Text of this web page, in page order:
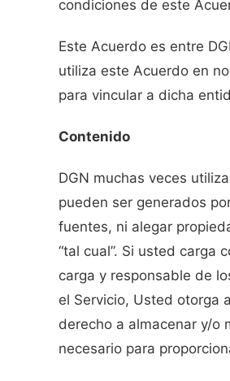
condiciones de este
Este Acuerdo es entre
utiliza este Acuerdo en
para vincular a dicha
Contenido
DGN muchas veces
pueden ser generados
fuentes, ni alegar
“tal cual”. Si usted carga
carga y responsable de
el Servicio, Usted otorga
derecho a almacenar y/o
necesario para